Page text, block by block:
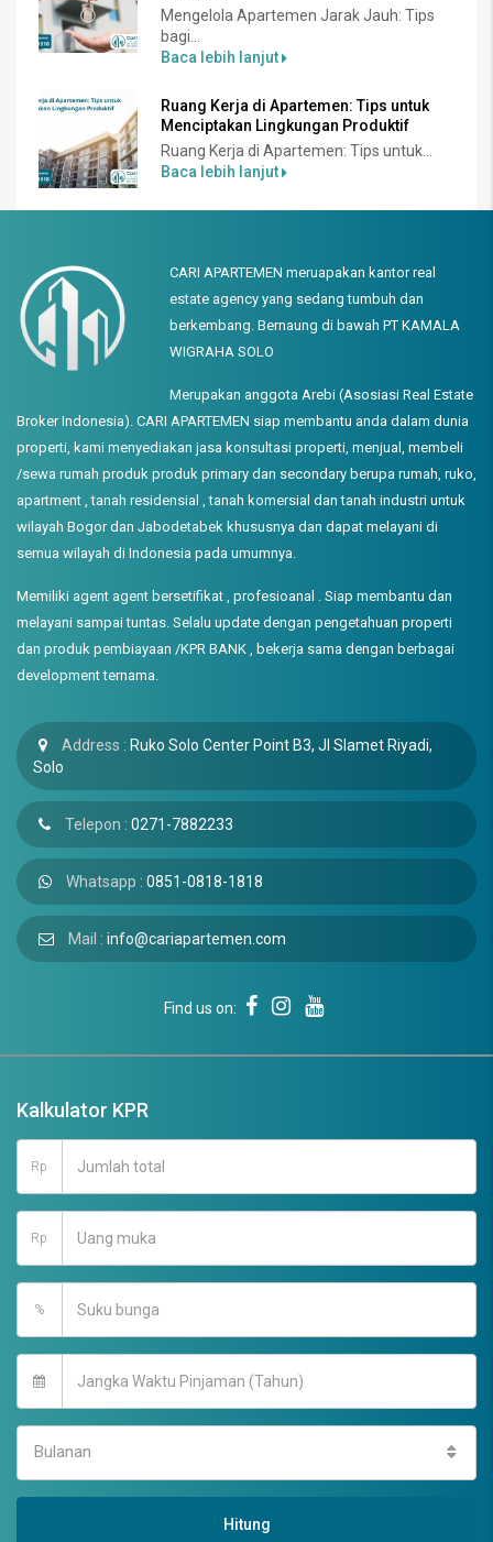
Mengelola Apartemen Jarak Jauh: Tips
bagi...
Baca lebih lanjut
Ruang Kerja di Apartemen: Tips untuk
Menciptakan Lingkungan Produktif
Ruang Kerja di Apartemen: Tips untuk...
Baca lebih lanjut
CARI APARTEMEN meruapakan kantor real
estate agency yang sedang tumbuh dan
berkembang. Bernaung di bawah PT KAMALA
WIGRAHA SOLO
Merupakan anggota Arebi (Asosiasi Real Estate
Broker Indonesia). CARI APARTEMEN siap membantu anda dalam dunia
properti, kami menyediakan jasa konsultasi properti, menjual, membeli
/sewa rumah produk produk primary dan secondary berupa rumah, ruko,
apartment , tanah residensial , tanah komersial dan tanah industri untuk
wilayah Bogor dan Jabodetabek khususnya dan dapat melayani di
semua wilayah di Indonesia pada umumnya.
Memiliki agent agent bersetifikat , profesioanal . Siap membantu dan
melayani sampai tuntas. Selalu update dengan pengetahuan properti
dan produk pembiayaan /KPR BANK , bekerja sama dengan berbagai
development ternama.
Address : Ruko Solo Center Point B3, Jl Slamet Riyadi,
Solo
Telepon : 0271-7882233
Whatsapp : 0851-0818-1818
Mail : info@cariapartemen.com
Find us on:
Kalkulator KPR
Rp
Rp
%
Bulanan
Hitung